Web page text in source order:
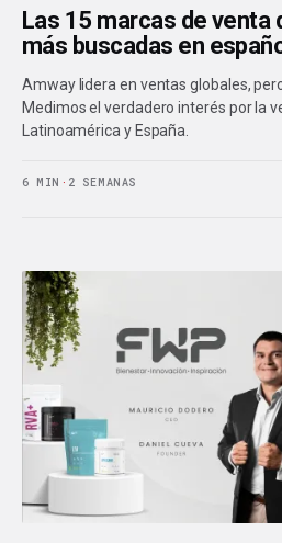
Las 15 marcas de venta
más buscadas en
Amway lidera en ventas globales,
Medimos el verdadero interés por la
Latinoamérica y España.
6 MIN · 2 SEMANAS